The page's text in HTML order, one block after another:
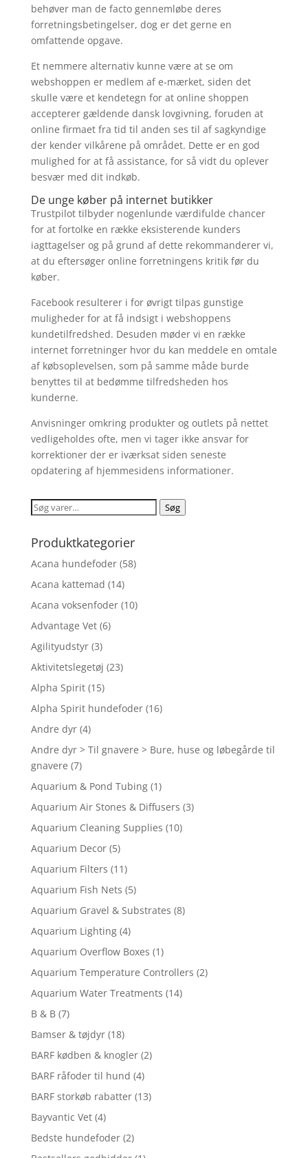
behøver man de facto gennemløbe deres
forretningsbetingelser, dog er det gerne en
omfattende opgave.
Et nemmere alternativ kunne være at se om
webshoppen er medlem af e-mærket, siden det
skulle være et kendetegn for at online shoppen
accepterer gældende dansk lovgivning, foruden at
online firmaet fra tid til anden ses til af sagkyndige
der kender vilkårene på området. Dette er en god
mulighed for at få assistance, for så vidt du oplever
besvær med dit indkøb.
De unge køber på internet butikker
Trustpilot tilbyder nogenlunde værdifulde chancer
for at fortolke en række eksisterende kunders
iagttagelser og på grund af dette rekommanderer vi,
at du eftersøger online forretningens kritik før du
køber.
Facebook resulterer i for øvrigt tilpas gunstige
muligheder for at få indsigt i webshoppens
kundetilfredshed. Desuden møder vi en række
internet forretninger hvor du kan meddele en omtale
af købsoplevelsen, som på samme måde burde
benyttes til at bedømme tilfredsheden hos
kunderne.
Anvisninger omkring produkter og outlets på nettet
vedligeholdes ofte, men vi tager ikke ansvar for
korrektioner der er iværksat siden seneste
opdatering af hjemmesidens informationer.
Søg
Søg
Produktkategorier
Acana hundefoder (58)
Acana kattemad (14)
Acana voksenfoder (10)
Advantage Vet (6)
Agilityudstyr (3)
Aktivitetslegetøj (23)
Alpha Spirit (15)
Alpha Spirit hundefoder (16)
Andre dyr (4)
Andre dyr > Til gnavere > Bure, huse og løbegårde til
gnavere (7)
Aquarium & Pond Tubing (1)
Aquarium Air Stones & Diffusers (3)
Aquarium Cleaning Supplies (10)
Aquarium Decor (5)
Aquarium Filters (11)
Aquarium Fish Nets (5)
Aquarium Gravel & Substrates (8)
Aquarium Lighting (4)
Aquarium Overflow Boxes (1)
Aquarium Temperature Controllers (2)
Aquarium Water Treatments (14)
B & B (7)
Bamser & tøjdyr (18)
BARF kødben & knogler (2)
BARF råfoder til hund (4)
BARF storkøb rabatter (13)
Bayvantic Vet (4)
Bedste hundefoder (2)